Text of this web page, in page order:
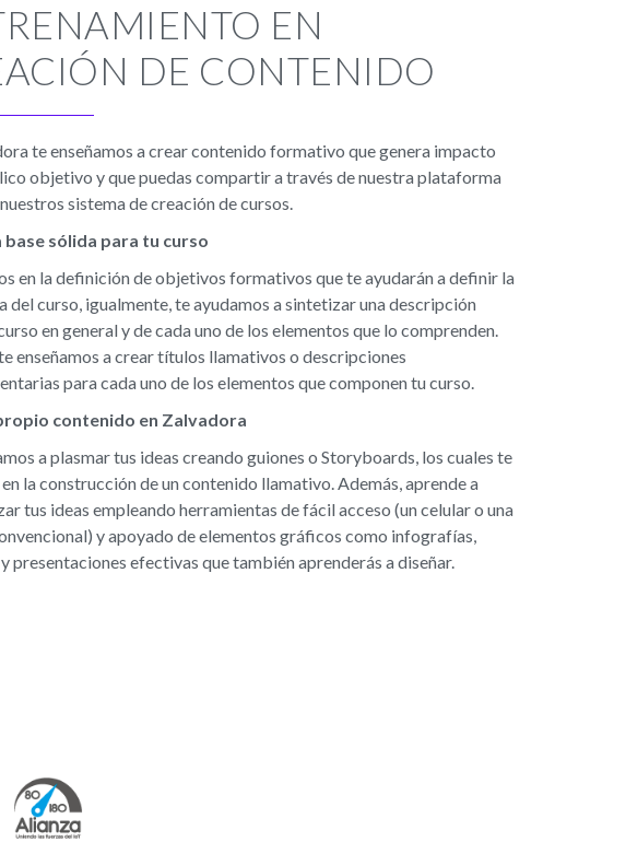
EN
DE CONTENIDO
te enseñamos a crear contenido formativo que genera impacto
objetivo y que puedas compartir a través de nuestra plataforma
sistema de creación de cursos.
base sólida para tu curso
en la definición de objetivos formativos que te ayudarán a definir la
del curso, igualmente, te ayudamos a sintetizar una descripción
en general y de cada uno de los elementos que lo comprenden.
enseñamos a crear títulos llamativos o descripciones
para cada uno de los elementos que componen tu curso.
contenido en Zalvadora
a plasmar tus ideas creando guiones o Storyboards, los cuales te
la construcción de un contenido llamativo. Además, aprende a
tus ideas empleando herramientas de fácil acceso (un celular o una
y apoyado de elementos gráficos como infografías,
presentaciones efectivas que también aprenderás a diseñar.